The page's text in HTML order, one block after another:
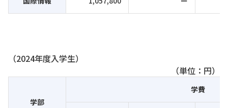
（2024年度入学生）
（単位：円）
学部
学費